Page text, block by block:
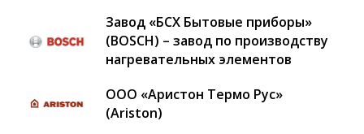
Завод «БСХ Бытовые приборы»
(BOSCH) – завод по производству
нагревательных элементов
ООО «Аристон Термо Рус»
(Ariston)